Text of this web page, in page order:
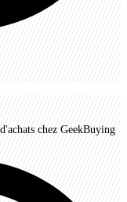
chez GeekBuying